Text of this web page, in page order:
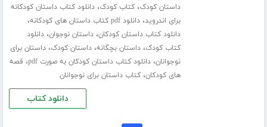
داستان کودک،کتاب کودک،دانلود کتاب داستان کودکانه
برای اندروید،دانلود pdf کتاب داستان های کودکانه ،
دانلود کتاب داستان کودکان،داستان نوجوان،دانلود
کتاب کودک،داستان بچگانه،داستان کودک،داستان برای
نوجوانان،دانلود کتاب داستان کودکان به صورت pdf ، قصه
های کودکان،کتاب داستان برای نوجوانان
دانلود کتاب